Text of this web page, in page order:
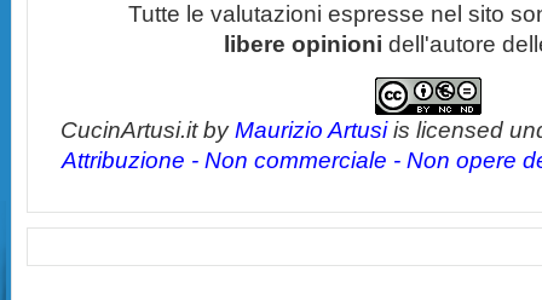
Tutte le valutazioni espresse nel sito
libere opinioni dell'autore
CucinArtusi.itbyMaurizio Artusiis licensed
Attribuzione - Non commerciale - Non opere